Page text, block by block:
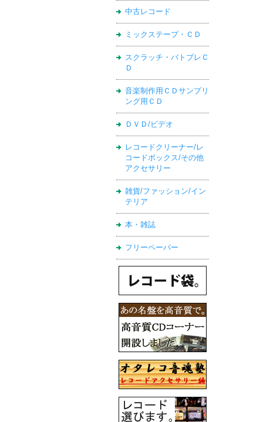
中古レコード
ミックステープ・ＣＤ
スクラッチ・バトブレＣ
Ｄ
音楽制作用ＣＤサンプリ
ング用ＣＤ
ＤＶＤ/ビデオ
レコードクリーナー/レ
コードボックス/その他
アクセサリー
雑貨/ファッション/イン
テリア
本・雑誌
フリーペーパー